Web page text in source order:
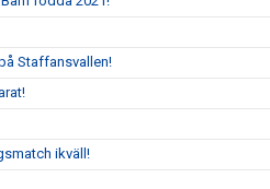
Staffansvallen!
ikväll!